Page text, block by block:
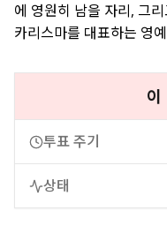
에 영원히 남을 자리, 그
카리스마를 대표하는 영
이
투표 주기
상태